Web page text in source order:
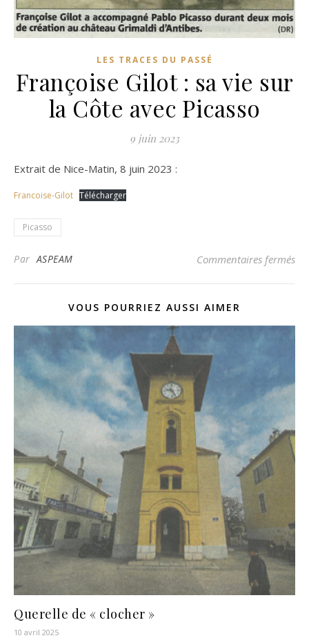
LES TRACES DU PASSÉ
Françoise Gilot : sa vie sur
la Côte avec Picasso
9 juin 2023
Extrait de Nice-Matin, 8 juin 2023 :
Francoise-Gilot Télécharger
Picasso
ParASPEAM Commentaires fermés
VOUS POURRIEZ AUSSI AIMER
Querelle de « clocher »
10 avril 2025